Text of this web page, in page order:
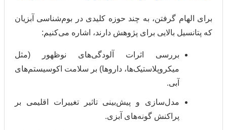
گرفتن، به چند حوزه کلیدی در بوم‌شناسی آبزیان
بالایی برای پژوهش دارند، اشاره می‌کنیم:
بررسی اثرات آلودگی‌های نوظهور (مثل
میکروپلاستیک‌ها، داروها) بر سلامت اکوسیستم‌های
مدل‌سازی و پیش‌بینی تاثیر تغییرات اقلیمی بر
پراکنش گونه‌های آبزی.